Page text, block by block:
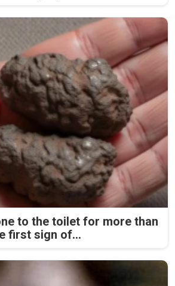
to the toilet for more than
first sign of...